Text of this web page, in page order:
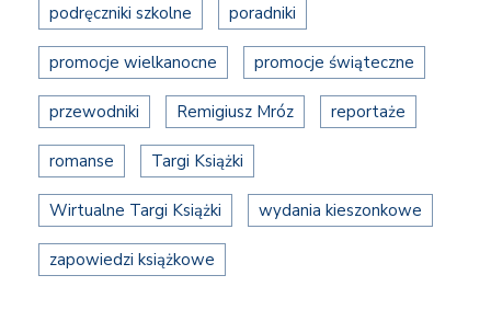
podręczniki szkolne poradniki
promocje wielkanocne promocje świąteczne
przewodniki Remigiusz Mróz reportaże
romanse Targi Książki
Wirtualne Targi Książki wydania kieszonkowe
zapowiedzi książkowe